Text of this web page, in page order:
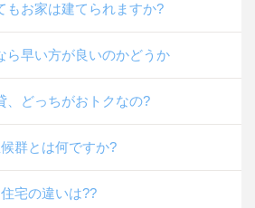
もお家は建てられますか?
ら早い方が良いのかどうか
、どっちがおトクなの?
群とは何ですか?
宅の違いは??